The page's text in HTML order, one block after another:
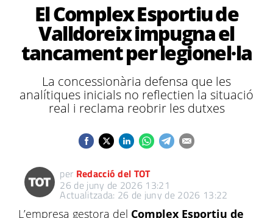
El Complex Esportiu de
Valldoreix impugna el
tancament per legionel·la
La concessionària defensa que les
analítiques inicials no reflectien la situació
real i reclama reobrir les dutxes
per Redacció del TOT
26 de juny de 2026 13:21
Actualitzada: 26 de juny de 2026 13:22
L’empresa gestora del Complex Esportiu de